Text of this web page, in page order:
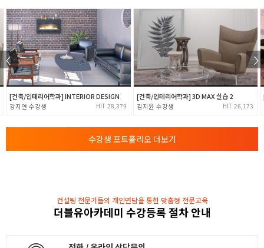
2
- 남녀 골격의 차이 얼굴과 가슴선까지의 포컬포인트
[ 인체의 근육 이해 ]
- 두상과 얼굴의 근육흐름도 (전두/두정/측두/후두)
- 얼굴과 가슴선까지의 포컬포인트
- 상체 ( 앞, 뒤 ) 근육 척추의 흐름
- 팔 근육과 손의 디테일
- 게임캐릭터 모작 1
- 다리 근육 ( 앞, 뒤 ) 발 골격 근육 이해 및 적용
재질 / 빛 / 명암
- 명화 연구, 색체 연구
[ 색채 시각적 규칙성 ]
- 캐릭터의 메인컬러 서브컬러 포인트컬러
[건축/인테리어학과] INTERIOR DESIGN
강지연 28,379
[건축/인테리어학과] 3D MAX 실습 2
김지윤 26,173
수강생 포트폴리오 더보기
컨설팅 전문가들의 개인면담을 통한 맞춤형 전문교육
더블유아카데미 수강등록 절차 안내